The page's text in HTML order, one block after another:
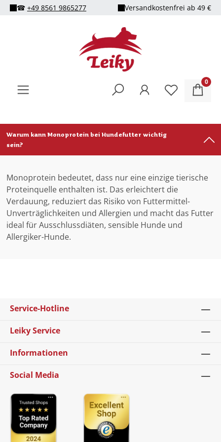
springen
☎ +49 8561 9865277 Versandkostenfrei ab 49 €
0
Warum kann Monoprotein bei Hundefutter wichtig
sein?
Monoprotein bedeutet, dass nur eine einzige tierische
Proteinquelle enthalten ist. Das erleichtert die
Verdauung, reduziert das Risiko von Futtermittel-
Unverträglichkeiten und Allergien und macht das Futter
ideal für Ausschlussdiäten, sensible Hunde und
Allergiker-Hunde.
Service-Hotline
Leiky Service
Informationen
Social Media